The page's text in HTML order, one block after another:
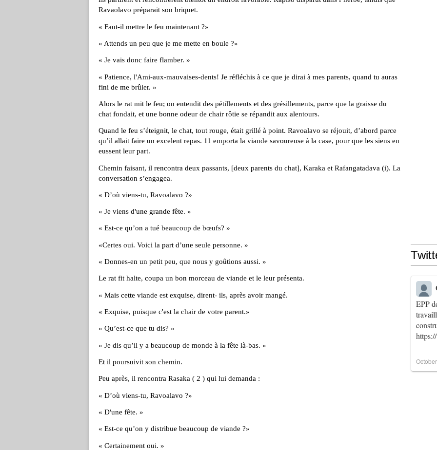
Ravaolavo préparait son briquet.
« Faut-il mettre le feu maintenant ?»
« Attends un peu que je me mette en boule ?»
« Je vais donc faire flamber. »
« Patience, l'Ami-aux-mauvaises-dents! Je réfléchis à ce que je dirai à mes parents, quand tu auras
fini de me brûler. »
Alors le rat mit le feu; on entendit des pétillements et des grésillements, parce que la graisse du
chat fondait, et une bonne odeur de chair rôtie se répandit aux alentours.
Quand le feu s’éteignit, le chat, tout rouge, était grillé à point. Ravoalavo se réjouit, d’abord parce
qu’il allait faire un excelent repas. 11 emporta la viande savoureuse à la case, pour que les siens en
eussent leur part.
Chemin faisant, il rencontra deux passants, [deux parents du chat], Karaka et Rafangatadava (i). La
conversation s’engagea.
« D’où viens-tu, Ravoalavo ?»
« Je viens d'une grande fête. »
« Est-ce qu’on a tué beaucoup de bœufs? »
«Certes oui. Voici la part d’une seule personne. »
« Donnes-en un petit peu, que nous y goûtions aussi. »
Le rat fit halte, coupa un bon morceau de viande et le leur présenta.
« Mais cette viande est exquise, dirent- ils, après avoir mangé.
« Exquise, puisque c'est la chair de votre parent.»
« Qu’est-ce que tu dis? »
« Je dis qu’il y a beaucoup de monde à la fête là-bas. »
Et il poursuivit son chemin.
Peu après, il rencontra Rasaka ( 2 ) qui lui demanda :
« D’où viens-tu, Ravoalavo ?»
« D'une fête. »
« Est-ce qu’on y distribue beaucoup de viande ?»
« Certainement oui. »
EPP